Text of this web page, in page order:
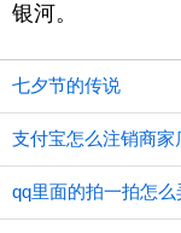
银河。
七夕节的传说
支付宝怎么注销商家
qq里面的拍一拍怎么